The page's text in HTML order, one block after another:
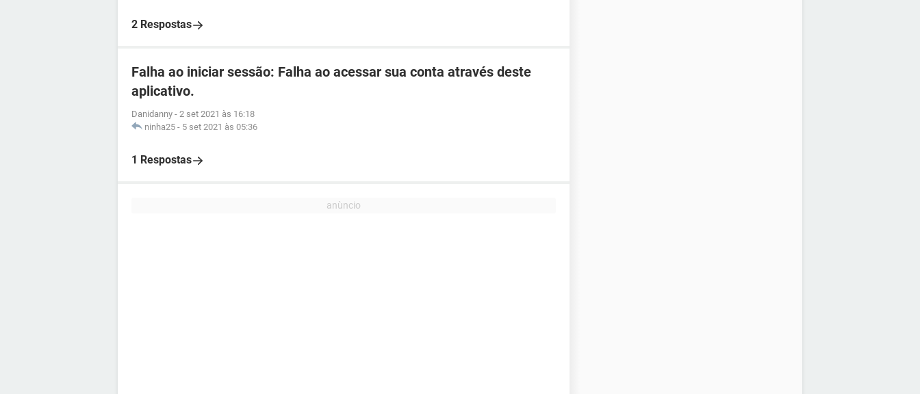
2 Respostas
Falha ao iniciar sessão: Falha ao acessar sua conta através deste
aplicativo.
Danidanny - 2 set 2021 às 16:18
ninha25 - 5 set 2021 às 05:36
1 Respostas